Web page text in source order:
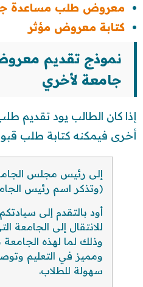
معروض طلب مساعدة
كتابة معروض مؤثر
نموذج تقديم
جامعة لأخري
إذا كان الطالب يود تقديم
أخرى فيمكنه كتابة طلب
إلى رئيس مجلس
(وتذكر اسم رئيس
أود بالتقدم إلى
للانتقال إلى الجامعة
وذلك لما لهذه
ومميز في التعليم
سهولة للطلاب.